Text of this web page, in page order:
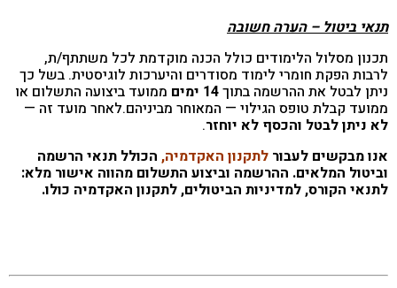
תנאי ביטול – הערה חשובה
תכנון מסלול הלימודים כולל הכנה מוקדמת לכל משתתף/ת,
לרבות הפקת חומרי לימוד מסודרים והיערכות לוגיסטית. בשל כך
ניתן לבטל את ההרשמה בתוך14 ימים ממועד ביצועה התשלום או
ממועד קבלת טופס הגילוי — המאוחר מביניהם.לאחר מועד זה —
לא ניתן לבטל והכסף לא יוחזר.
אנו מבקשים לעבור לתקנון האקדמיה, הכולל תנאי הרשמה
וביטול המלאים. ההרשמה וביצוע התשלום מהווה אישור מלא:
לתנאי הקורס, למדיניות הביטולים, לתקנון האקדמיה כולו.